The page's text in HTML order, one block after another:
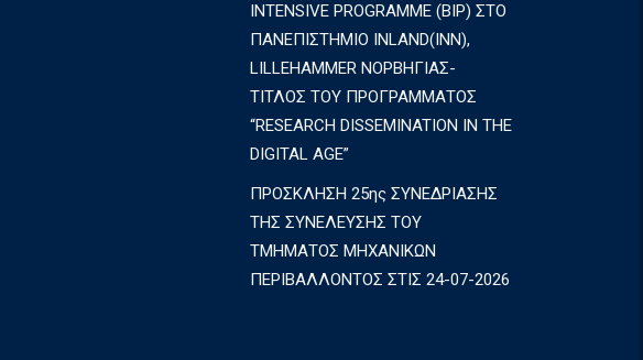
INTENSIVE PROGRAMME (BIP) ΣΤΟ
ΠΑΝΕΠΙΣΤΗΜΙΟ INLAND(INN),
LILLEHAMMER ΝΟΡΒΗΓΙΑΣ-
ΤΙΤΛΟΣ ΤΟΥ ΠΡΟΓΡΑΜΜΑΤΟΣ
“RESEARCH DISSEMINATION IN THE
DIGITAL AGE”
ΠΡΟΣΚΛΗΣΗ 25ης ΣΥΝΕΔΡΙΑΣΗΣ
ΤΗΣ ΣΥΝΕΛΕΥΣΗΣ ΤΟΥ
ΤΜΗΜΑΤΟΣ ΜΗΧΑΝΙΚΩΝ
ΠΕΡΙΒΑΛΛΟΝΤΟΣ ΣΤΙΣ 24-07-2026